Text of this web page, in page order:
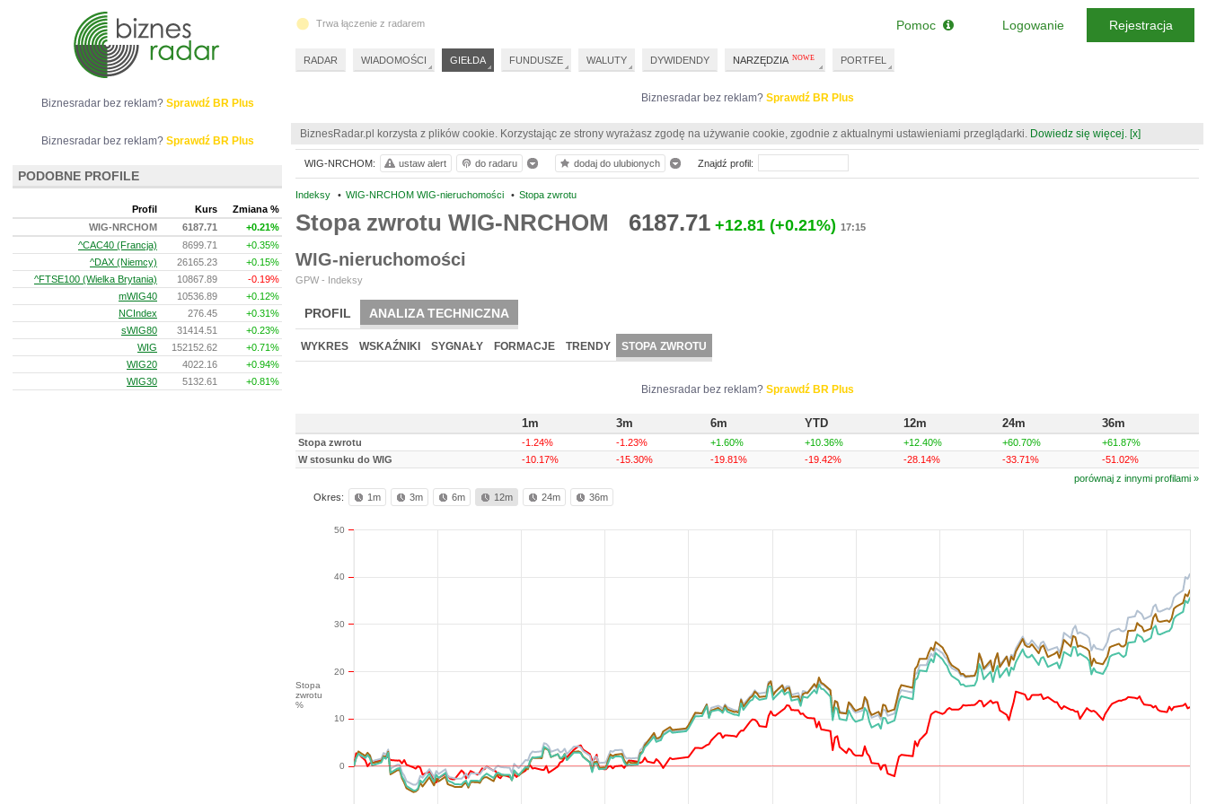
Biznesradar bez reklam? Sprawdź BR Plus
BiznesRadar.pl korzysta z plików cookie. Korzystając ze strony wyrażasz zgodę na używanie cookie, zgodnie z aktualnymi ustawieniami przeglądarki. Dowiedz się więcej. [x]
Indeksy • WIG-NRCHOM WIG-nieruchomości • Stopa zwrotu
Stopa zwrotu WIG-NRCHOM 6187.71 +12.81 (+0.21%) 17:15
WIG-nieruchomości
GPW - Indeksy
PROFIL ANALIZA TECHNICZNA
WYKRES WSKAŹNIKI SYGNAŁY FORMACJE TRENDY STOPA ZWROTU
Biznesradar bez reklam? Sprawdź BR Plus
1m 3m 6m YTD 12m 24m 36m
Stopa zwrotu -1.24% -1.23% +1.60% +10.36% +12.40% +60.70%
+61.87%
W stosunku do WIG
-10.17% -15.30% -19.81% -19.42% -28.14% -33.71%
-51.02%
porównaj z innymi profilami »
Okres:
1m 3m 6m 12m 24m 36m
Stopa
zwrotu
%
0
10
20
30
40
50
WIG-NRCHOM: ustaw alert do radaru dodaj do ulubionych Znajdź profil:
Biznesradar bez reklam? Sprawdź BR Plus
Biznesradar bez reklam? Sprawdź BR Plus
PODOBNE PROFILE
Profil Kurs
Zmiana %
WIG-NRCHOM
6187.71
+0.21%
^CAC40 (Francja)
8699.71
+0.35%
^DAX (Niemcy)
26165.23
+0.15%
^FTSE100 (Wielka Brytania)
10867.89
-0.19%
mWIG40
10536.89
+0.12%
NCIndex
276.45
+0.31%
sWIG80
31414.51
+0.23%
WIG
152152.62
+0.71%
WIG20
4022.16
+0.94%
WIG30
5132.61 +0.81%
Trwa łączenie z radarem
RADAR WIADOMOŚCI GIEŁDA FUNDUSZE WALUTY DYWIDENDY NARZĘDZIA PORTFEL
Pomoc Logowanie Rejestracja